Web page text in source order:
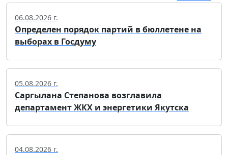
06.08.2026 г.
Определен порядок партий в бюллетене на
выборах в Госдуму
05.08.2026 г.
Саргылана Степанова возглавила
департамент ЖКХ и энергетики Якутска
04.08.2026 г.